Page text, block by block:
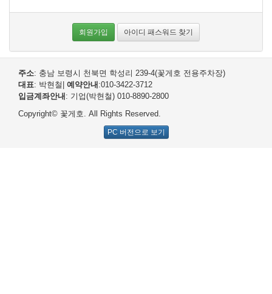
회원가입 아이디 패스워드 찾기
주소: 충남 보령시 천북면 학성리 239-4(꽃게호 전용주차장)
대표: 박현철 예약안내 :010-3422-3712
입금계좌안내 : 기업(박현철) 010-8890-2800
Copyright© 꽃게호. All Rights Reserved.
PC 버전으로 보기